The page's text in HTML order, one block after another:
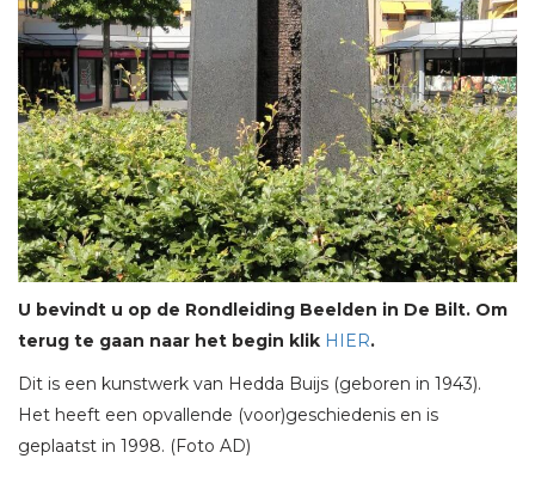
U bevindt u op de Rondleiding Beelden in De Bilt. Om
terug te gaan naar het begin klik HIER.
Dit is een kunstwerk van Hedda Buijs (geboren in 1943).
Het heeft een opvallende (voor)geschiedenis en is
geplaatst in 1998. (Foto AD)